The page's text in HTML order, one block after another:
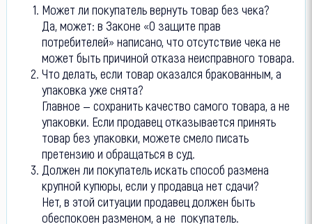
Может ли покупатель вернуть товар без чека?
Да, может: в Законе «О защите прав
потребителей» написано, что отсутствие чека не
может быть причиной отказа неисправного товара.
Что делать, если товар оказался бракованным, а
упаковка уже снята?
Главное — сохранить качество самого товара, а не
упаковки. Если продавец отказывается принять
товар без упаковки, можете смело писать
претензию и обращаться в суд.
Должен ли покупатель искать способ размена
крупной купюры, если у продавца нет сдачи?
Нет, в этой ситуации продавец должен быть
обеспокоен разменом, а не покупатель.